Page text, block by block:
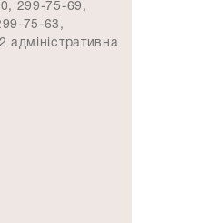
299-75-69,
75-63,
адміністративна